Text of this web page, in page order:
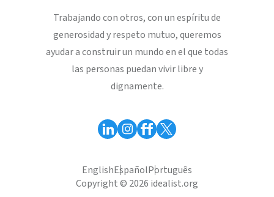
Trabajando con otros, con un espíritu de
generosidad y respeto mutuo, queremos
ayudar a construir un mundo en el que todas
las personas puedan vivir libre y
dignamente.
EnglishEspañolPortuguês
Copyright © 2026 idealist.org